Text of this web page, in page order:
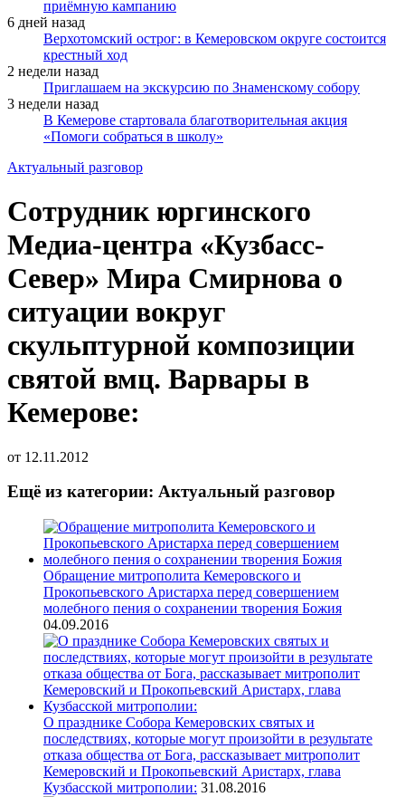
приёмную кампанию
6 дней назад
Верхотомский острог: в Кемеровском округе состоится
крестный ход
2 недели назад
Приглашаем на экскурсию по Знаменскому собору
3 недели назад
В Кемерове стартовала благотворительная акция
«Помоги собраться в школу»
Актуальный разговор
Сотрудник юргинского
Медиа-центра «Кузбасс-
Север» Мира Смирнова о
ситуации вокруг
скульптурной композиции
святой вмц. Варвары в
Кемерове:
от 12.11.2012
Ещё из категории: Актуальный разговор
Обращение митрополита Кемеровского и
Прокопьевского Аристарха перед совершением
молебного пения о сохранении творения Божия
04.09.2016
О празднике Собора Кемеровских святых и
последствиях, которые могут произойти в результате
отказа общества от Бога, рассказывает митрополит
Кемеровский и Прокопьевский Аристарх, глава
Кузбасской митрополии: 31.08.2016